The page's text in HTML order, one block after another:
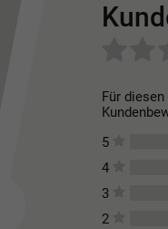
Für
5
4
3
2